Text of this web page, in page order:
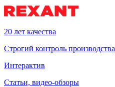
20 лет качества
Строгий контроль производства
Интерактив
Статьи, видео-обзоры